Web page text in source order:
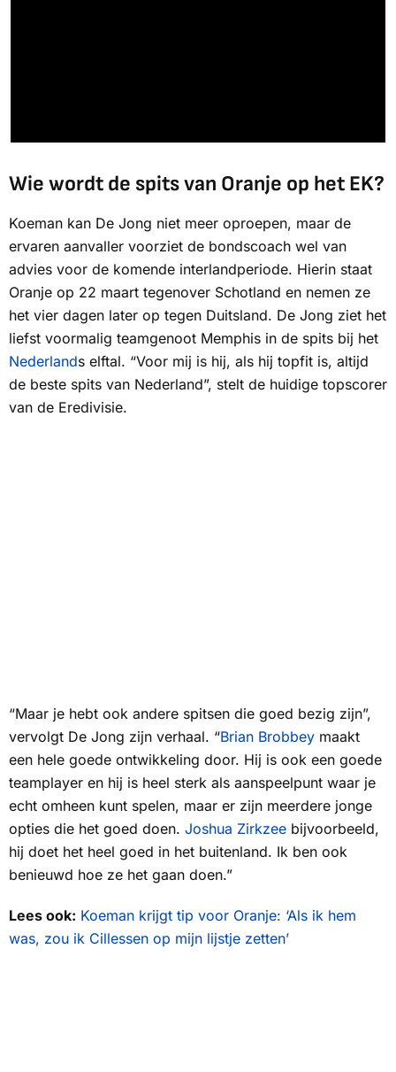
Wie wordt de spits van Oranje op het EK?
Koeman kan De Jong niet meer oproepen, maar de
ervaren aanvaller voorziet de bondscoach wel van
advies voor de komende interlandperiode. Hierin staat
Oranje op 22 maart tegenover Schotland en nemen ze
het vier dagen later op tegen Duitsland. De Jong ziet het
liefst voormalig teamgenoot Memphis in de spits bij het
Nederlands elftal. “Voor mij is hij, als hij topfit is, altijd
de beste spits van Nederland”, stelt de huidige topscorer
van de Eredivisie.
“Maar je hebt ook andere spitsen die goed bezig zijn”,
vervolgt De Jong zijn verhaal. “Brian Brobbey maakt
een hele goede ontwikkeling door. Hij is ook een goede
teamplayer en hij is heel sterk als aanspeelpunt waar je
echt omheen kunt spelen, maar er zijn meerdere jonge
opties die het goed doen. Joshua Zirkzee bijvoorbeeld,
hij doet het heel goed in het buitenland. Ik ben ook
benieuwd hoe ze het gaan doen.”
Lees ook: Koeman krijgt tip voor Oranje: ‘Als ik hem
was, zou ik Cillessen op mijn lijstje zetten’